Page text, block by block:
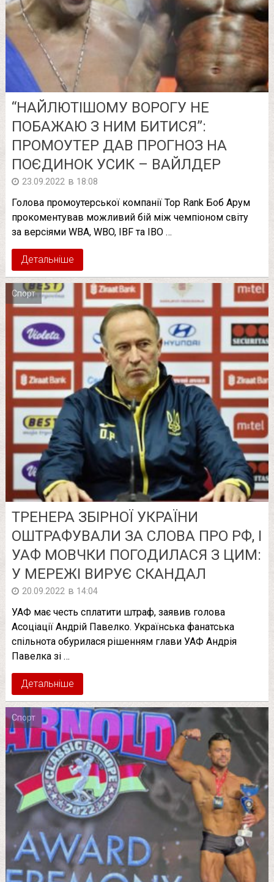
“НАЙЛЮТІШОМУ ВОРОГУ НЕ
ПОБАЖАЮ З НИМ БИТИСЯ”:
ПРОМОУТЕР ДАВ ПРОГНОЗ НА
ПОЄДИНОК УСИК – ВАЙЛДЕР
23.09.2022 в 18:08
Голова промоутерської компанії Top Rank Боб Арум
прокоментував можливий бій між чемпіоном світу
за версіями WBA, WBO, IBF та IBO …
Детальніше
Спорт
ТРЕНЕРА ЗБІРНОЇ УКРАЇНИ
ОШТРАФУВАЛИ ЗА СЛОВА ПРО РФ, І
УАФ МОВЧКИ ПОГОДИЛАСЯ З ЦИМ:
У МЕРЕЖІ ВИРУЄ СКАНДАЛ
20.09.2022 в 14:04
УАФ має честь сплатити штраф, заявив голова
Асоціації Андрій Павелко. Українська фанатська
спільнота обурилася рішенням глави УАФ Андрія
Павелка зі …
Детальніше
Спорт